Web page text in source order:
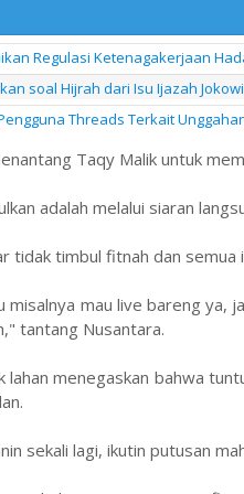
Regulasi Ketenagakerjaan
soal Hijrah dari Isu Ijazah
Threads Terkait
Taqy Malik untuk
adalah melalui siaran
tidak timbul fitnah dan
misalnya mau live bareng ya,
tantang Nusantara.
lahan menegaskan bahwa
sekali lagi, ikutin putusan